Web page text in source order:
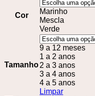
Cor
Marinho
Mescla
Verde
Tamanho
9 a 12 meses
1 a 2 anos
2 a 3 anos
3 a 4 anos
4 a 5 anos
Limpar